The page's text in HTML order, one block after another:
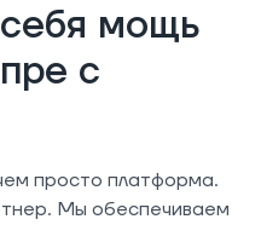
мощь
с
просто платформа.
Мы обеспечиваем